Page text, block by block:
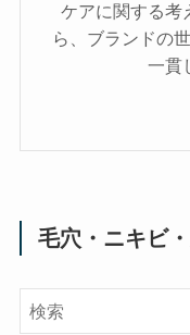
ケアに関する考
ら、ブランドの
一貫
毛穴・ニキビ